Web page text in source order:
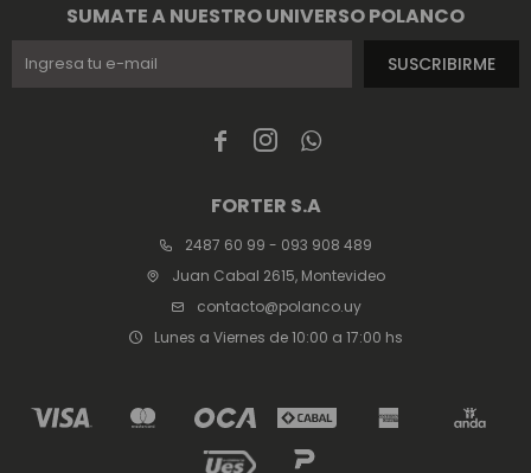
  
FORTER S.A
2487 60 99 - 093 908 489
Juan Cabal 2615, Montevideo
contacto@polanco.uy
Lunes a Viernes de 10:00 a 17:00 hs
SUMATE A NUESTRO UNIVERSO POLANCO
SUSCRIBIRME